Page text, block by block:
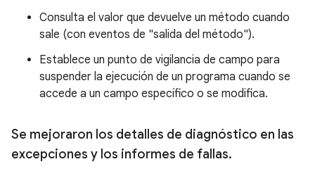
Consulta el valor que devuelve un método cuando
sale (con eventos de "salida del método").
Establece un punto de vigilancia de campo para
suspender la ejecución de un programa cuando se
accede a un campo específico o se modifica.
Se mejoraron los detalles de diagnóstico en las
excepciones y los informes de fallas.